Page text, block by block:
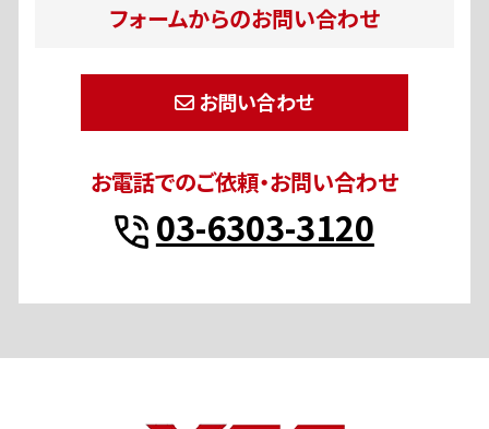
フォームからのお問い合わせ
お問い合わせ
お電話でのご依頼・お問い合わせ
03-6303-3120